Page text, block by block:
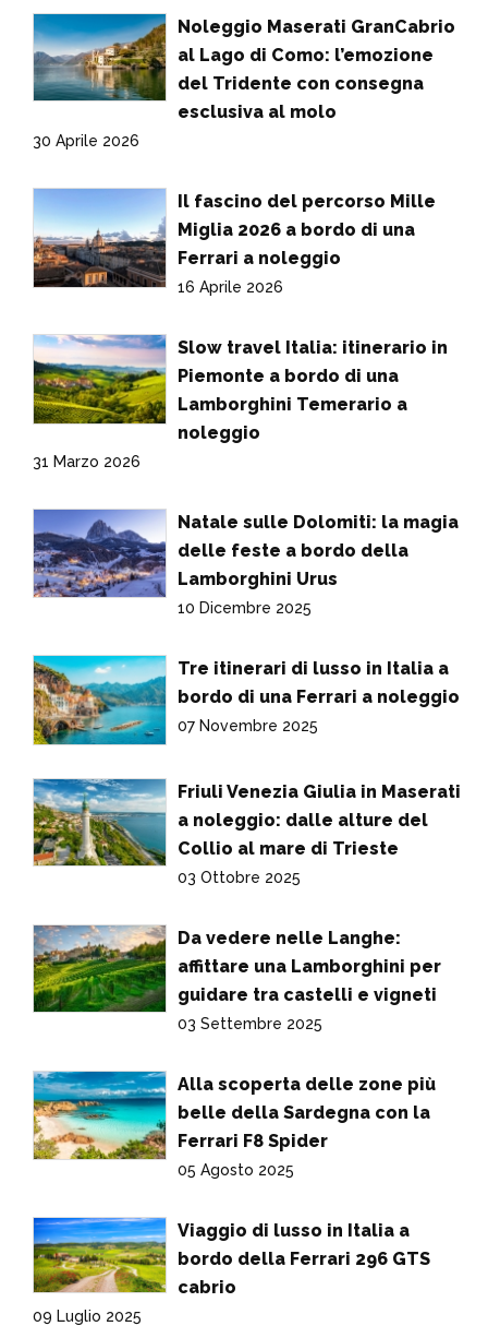
Noleggio Maserati GranCabrio
al Lago di Como: l’emozione
del Tridente con consegna
esclusiva al molo
30 Aprile 2026
Il fascino del percorso Mille
Miglia 2026 a bordo di una
Ferrari a noleggio
16 Aprile 2026
Slow travel Italia: itinerario in
Piemonte a bordo di una
Lamborghini Temerario a
noleggio
31 Marzo 2026
Natale sulle Dolomiti: la magia
delle feste a bordo della
Lamborghini Urus
10 Dicembre 2025
Tre itinerari di lusso in Italia a
bordo di una Ferrari a noleggio
07 Novembre 2025
Friuli Venezia Giulia in Maserati
a noleggio: dalle alture del
Collio al mare di Trieste
03 Ottobre 2025
Da vedere nelle Langhe:
affittare una Lamborghini per
guidare tra castelli e vigneti
03 Settembre 2025
Alla scoperta delle zone più
belle della Sardegna con la
Ferrari F8 Spider
05 Agosto 2025
Viaggio di lusso in Italia a
bordo della Ferrari 296 GTS
cabrio
09 Luglio 2025